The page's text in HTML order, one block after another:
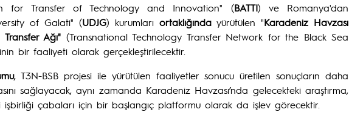
for Transfer of Technology and Innovation" (BATTI) ve Romanya'dan
of Galati" (UDJG) kurumları ortaklığındayürütülen "Karadeniz Havzası
Ağı" (Transnational Technology Transfer Network for the Black Sea
bir faaliyeti olarak gerçekleştirilecektir.
, T3N-BSB projesi ile yürütülen faaliyetler sonucu üretilen sonuçların daha
sağlayacak, aynı zamanda Karadeniz Havzası’nda gelecekteki araştırma,
işbirliği çabaları için bir başlangıç platformu olarak da işlev görecektir.